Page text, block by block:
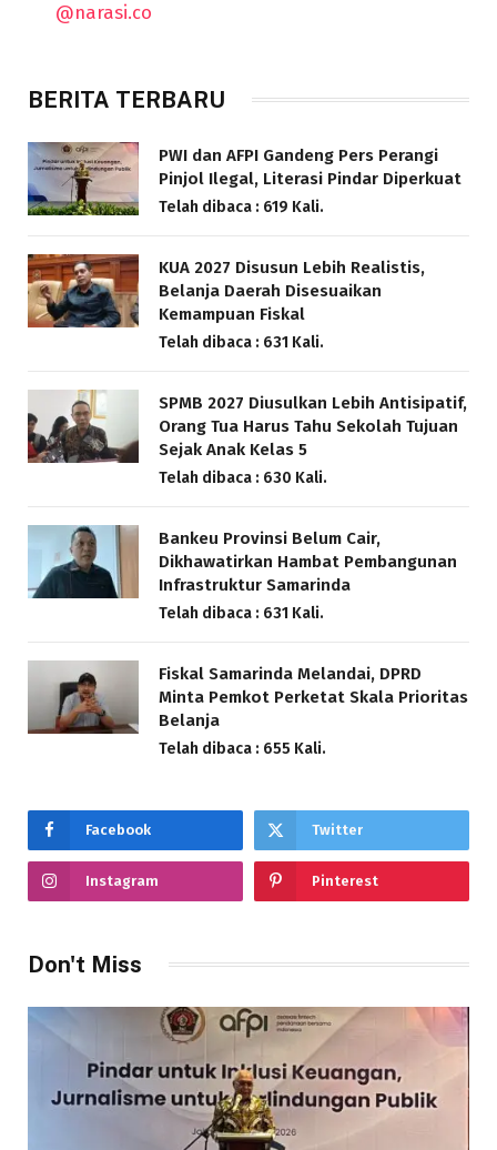
@narasi.co
BERITA TERBARU
PWI dan AFPI Gandeng Pers Perangi
Pinjol Ilegal, Literasi Pindar Diperkuat
Telah dibaca : 619 Kali.
KUA 2027 Disusun Lebih Realistis,
Belanja Daerah Disesuaikan
Kemampuan Fiskal
Telah dibaca : 631 Kali.
SPMB 2027 Diusulkan Lebih Antisipatif,
Orang Tua Harus Tahu Sekolah Tujuan
Sejak Anak Kelas 5
Telah dibaca : 630 Kali.
Bankeu Provinsi Belum Cair,
Dikhawatirkan Hambat Pembangunan
Infrastruktur Samarinda
Telah dibaca : 631 Kali.
Fiskal Samarinda Melandai, DPRD
Minta Pemkot Perketat Skala Prioritas
Belanja
Telah dibaca : 655 Kali.
Facebook Twitter
Instagram Pinterest
Don't Miss